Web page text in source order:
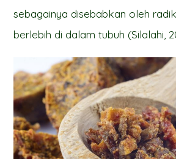
sebagainya disebabkan oleh
berlebih di dalam tubuh (Silalahi,